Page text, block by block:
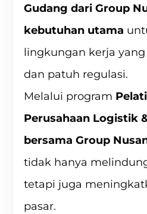
Gudang dari Group
kebutuhan utama
lingkungan kerja
dan patuh regulasi.
Melalui program
Perusahaan Logistik
bersama Group
tidak hanya
tetapi juga
pasar.